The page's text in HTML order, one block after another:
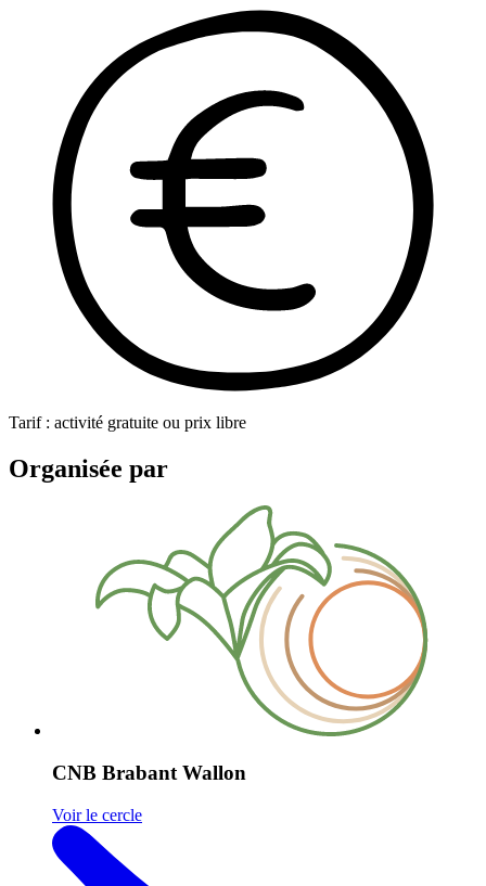
Tarif : activité gratuite ou prix libre
Organisée par
CNB Brabant Wallon
Voir le cercle